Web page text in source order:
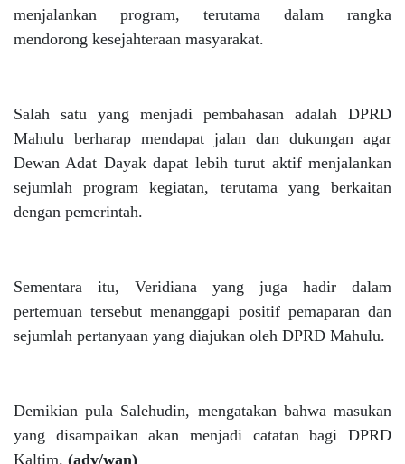
menjalankan program, terutama dalam rangka
mendorong kesejahteraan masyarakat.
Salah satu yang menjadi pembahasan adalah DPRD
Mahulu berharap mendapat jalan dan dukungan agar
Dewan Adat Dayak dapat lebih turut aktif menjalankan
sejumlah program kegiatan, terutama yang berkaitan
dengan pemerintah.
Sementara itu, Veridiana yang juga hadir dalam
pertemuan tersebut menanggapi positif pemaparan dan
sejumlah pertanyaan yang diajukan oleh DPRD Mahulu.
Demikian pula Salehudin, mengatakan bahwa masukan
yang disampaikan akan menjadi catatan bagi DPRD
Kaltim. (adv/wan)